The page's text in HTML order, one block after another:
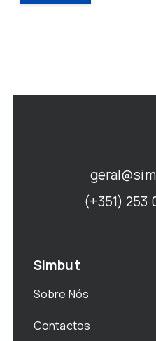
(+351) 253
Simbut
Sobre Nós
Contactos